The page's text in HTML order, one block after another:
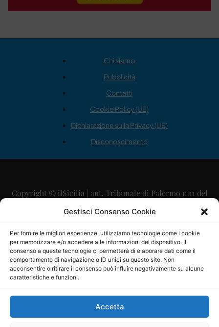
Gestisci Consenso Cookie
Per fornire le migliori esperienze, utilizziamo tecnologie come i cookie
per memorizzare e/o accedere alle informazioni del dispositivo. Il
consenso a queste tecnologie ci permetterà di elaborare dati come il
comportamento di navigazione o ID unici su questo sito. Non
acconsentire o ritirare il consenso può influire negativamente su alcune
caratteristiche e funzioni.
Accetta
Chi siamo
Pubblicità
Contatti
Cookie Policy (UE)
Dichiarazione sulla Privacy (UE)
Disconoscimento
Copyright © ilSicilia | aut. Tribunale di Palermo n.11 del
29/09/2015
Direttore Editoriale: Maurizio Scaglione
Direttore Responsabile: Maria Calabrese
P.IVA: 06334930820
Mercurio Comunicazione Società Cooperativa a r.l. è